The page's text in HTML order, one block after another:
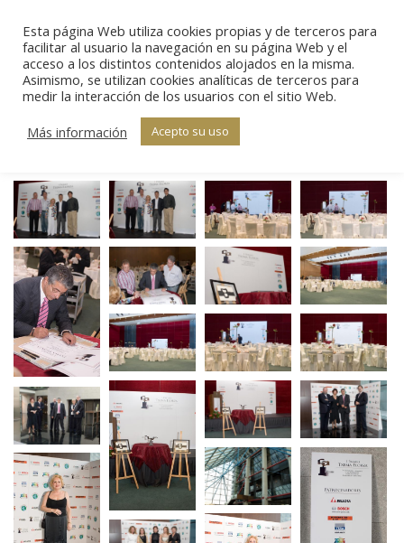
I Edición –
Cóctel (I)
Estás aquí: Inicio
Galería
Esta página Web utiliza cookies propias y de terceros para
facilitar al usuario la navegación en su página Web y el
acceso a los distintos contenidos alojados en la misma.
Asimismo, se utilizan cookies analíticas de terceros para
medir la interacción de los usuarios con el sitio Web.
Más información
Acepto su uso